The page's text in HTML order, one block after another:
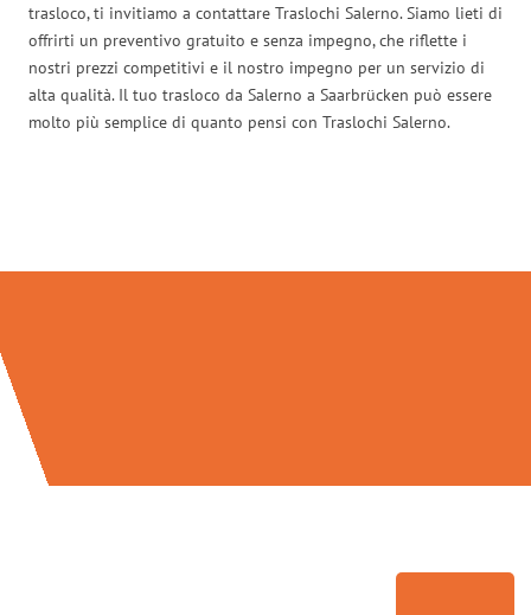
trasloco, ti invitiamo a contattare Traslochi Salerno. Siamo lieti di
offrirti un preventivo gratuito e senza impegno, che riflette i
nostri prezzi competitivi e il nostro impegno per un servizio di
alta qualità. Il tuo trasloco da Salerno a Saarbrücken può essere
molto più semplice di quanto pensi con Traslochi Salerno.